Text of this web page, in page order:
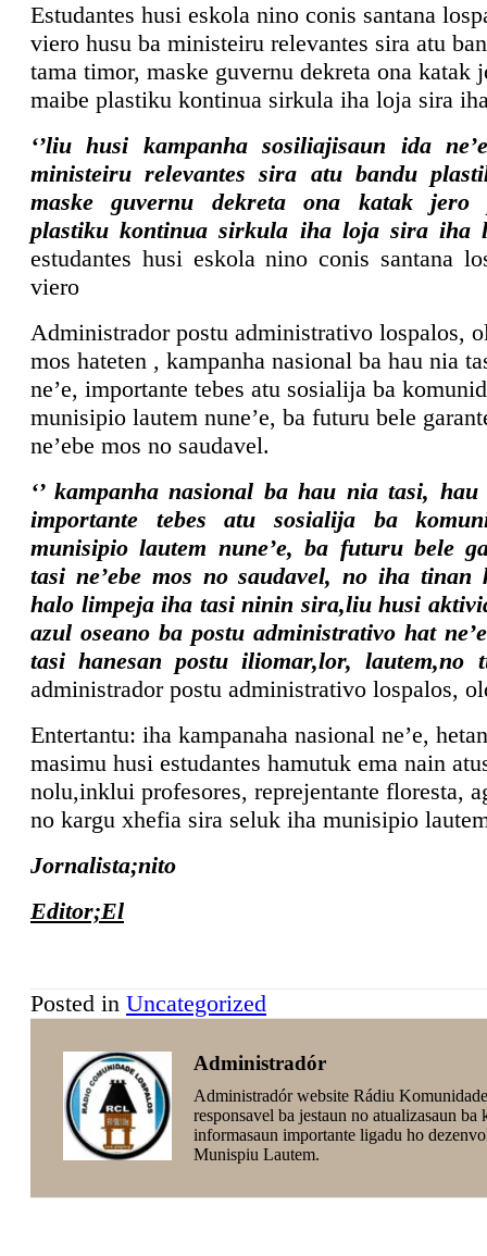
Estudantes husi eskola nino conis santana
viero husu ba ministeiru relevantes sira atu
tama timor, maske guvernu dekreta ona katak
maibe plastiku kontinua sirkula iha loja sira
‘’liu husi kampanha sosiliajisaun ida
ministeiru relevantes sira atu bandu
maske guvernu dekreta ona katak jero
plastiku kontinua sirkula iha loja sira iha
estudantes husi eskola nino conis santana
viero
Administrador postu administrativo lospalos,
mos hateten , kampanha nasional ba hau nia
ne’e, importante tebes atu sosialija ba
munisipio lautem nune’e, ba futuru bele
ne’ebe mos no saudavel.
‘’ kampanha nasional ba hau nia tasi,
importante tebes atu sosialija ba
munisipio lautem nune’e, ba futuru bele
tasi ne’ebe mos no saudavel, no iha
halo limpeja iha tasi ninin sira,liu husi
azul oseano ba postu administrativo hat
tasi hanesan postu iliomar,lor, lautem,no
administrador postu administrativo lospalos,
Entertantu: iha kampanaha nasional ne’e,
masimu husi estudantes hamutuk ema nain
nolu,inklui profesores, reprejentante floresta,
no kargu xhefia sira seluk iha munisipio
Jornalista;nito
Editor;El
Posted in Uncategorized
Administradór
Administradór website Rádiu
responsavel ba jestaun no atualizasaun ba
informasaun importante ligadu ho
Munispiu Lautem.